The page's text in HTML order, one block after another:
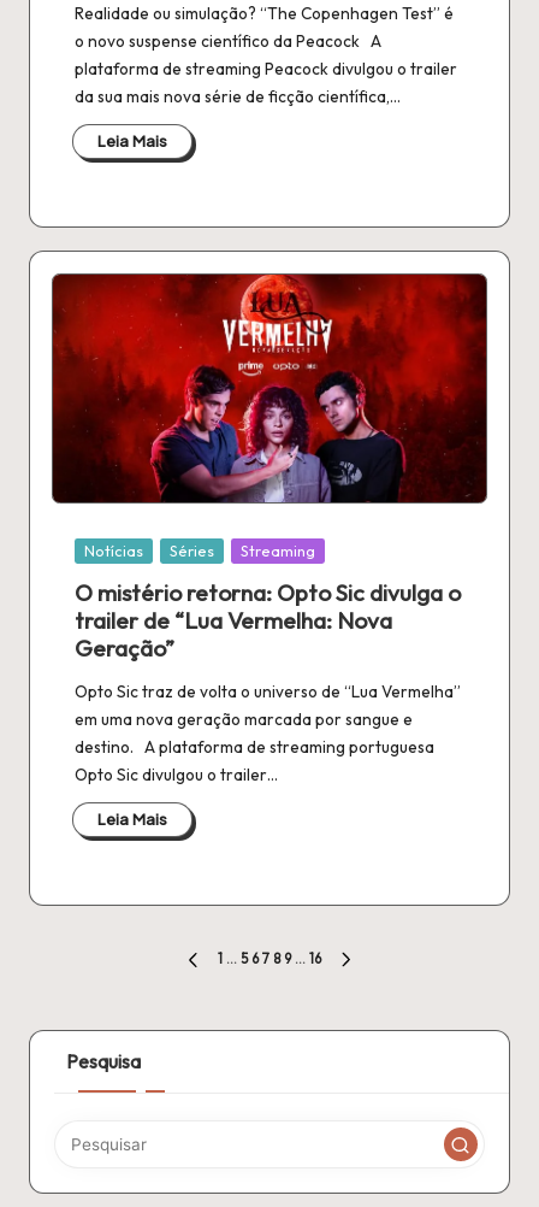
Realidade ou simulação? “The Copenhagen Test” é
o novo suspense científico da Peacock A
plataforma de streaming Peacock divulgou o trailer
da sua mais nova série de ficção científica,…
Leia Mais
Publicado
Notícias Séries Streaming
O mistério retorna: Opto Sic divulga o
trailer de “Lua Vermelha: Nova
Geração”
Opto Sic traz de volta o universo de “Lua Vermelha”
em uma nova geração marcada por sangue e
destino. A plataforma de streaming portuguesa
Opto Sic divulgou o trailer…
Leia Mais
Paginação
posts
PÁGINA
1 … 5 6 7 8 9 … 16
Pesquisa